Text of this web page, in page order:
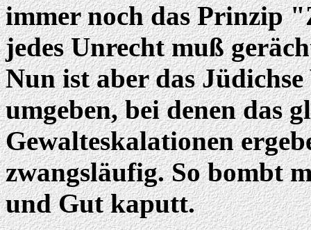
immer noch das Prinzip
jedes Unrecht muß
Nun ist aber das
umgeben, bei denen das
Gewalteskalationen
zwangsläufig. So bombt
und Gut kaputt.